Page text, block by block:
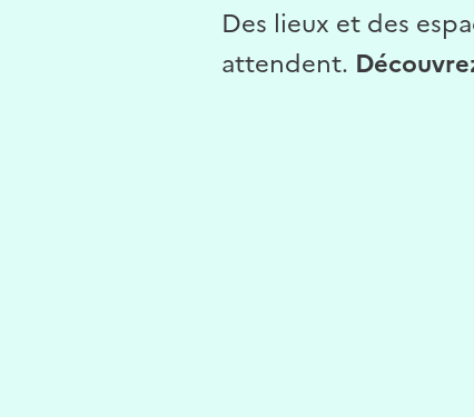
Des lieux et des
attendent.